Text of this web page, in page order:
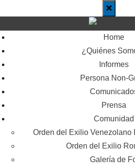
Home
¿Quiénes
Informes
Persona Non-
Prensa
Comunidad
Orden del Exilio Venezolano
Orden del Exilio
Galería de